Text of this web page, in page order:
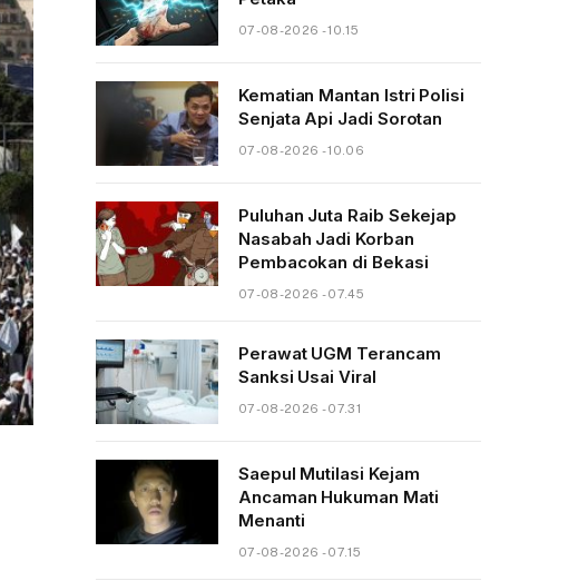
07-08-2026 - 10.15
Kematian Mantan Istri Polisi
Senjata Api Jadi Sorotan
07-08-2026 - 10.06
Puluhan Juta Raib Sekejap
Nasabah Jadi Korban
Pembacokan di Bekasi
07-08-2026 - 07.45
Perawat UGM Terancam
Sanksi Usai Viral
07-08-2026 - 07.31
Saepul Mutilasi Kejam
Ancaman Hukuman Mati
Menanti
07-08-2026 - 07.15